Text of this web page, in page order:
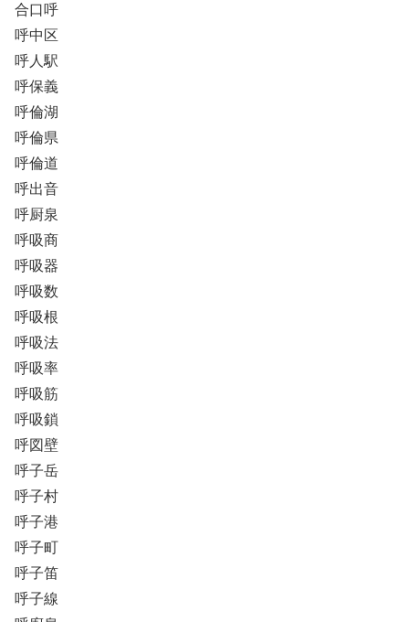
合口呼
呼中区
呼人駅
呼保義
呼倫湖
呼倫県
呼倫道
呼出音
呼厨泉
呼吸商
呼吸器
呼吸数
呼吸根
呼吸法
呼吸率
呼吸筋
呼吸鎖
呼図壁
呼子岳
呼子村
呼子港
呼子町
呼子笛
呼子線